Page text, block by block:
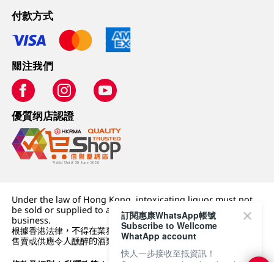
付款方式
關注我們
優質纲店認證
Under the law of Hong Kong, intoxicating liquor must not
be sold or supplied to a minor (under 18) in the course of
business.
根據香港法律，不得在業務過程中，向未成年人 (18 歲以下人士)
售賣或供應令人醺醉的酒類。
訂閱惠康WhatsApp帳號
Subscribe to Wellcome
WhatApp account
快人一步接收至抵資訊！